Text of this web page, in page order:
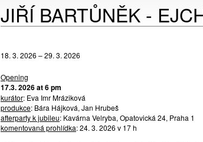
JIŘÍ BARTŮNĚK -
18. 3. 2026 – 29. 3. 2026
Opening
17.3. 2026 at 6 pm
kurátor: Eva Imr Mráziková
produkce: Bára Hájková, Jan Hrubeš
afterparty k jubileu: Kavárna Velryba, Opatovická 24, Praha 1
komentovaná prohlídka:24. 3. 2026 v 17 h